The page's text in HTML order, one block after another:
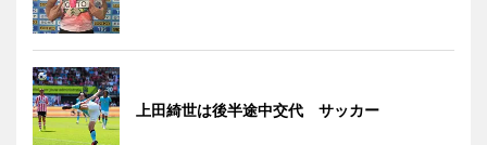
上田綺世は後半途中交代 サッカー